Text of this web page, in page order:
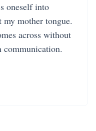
oneself into
mother tongue.
across without
communication.